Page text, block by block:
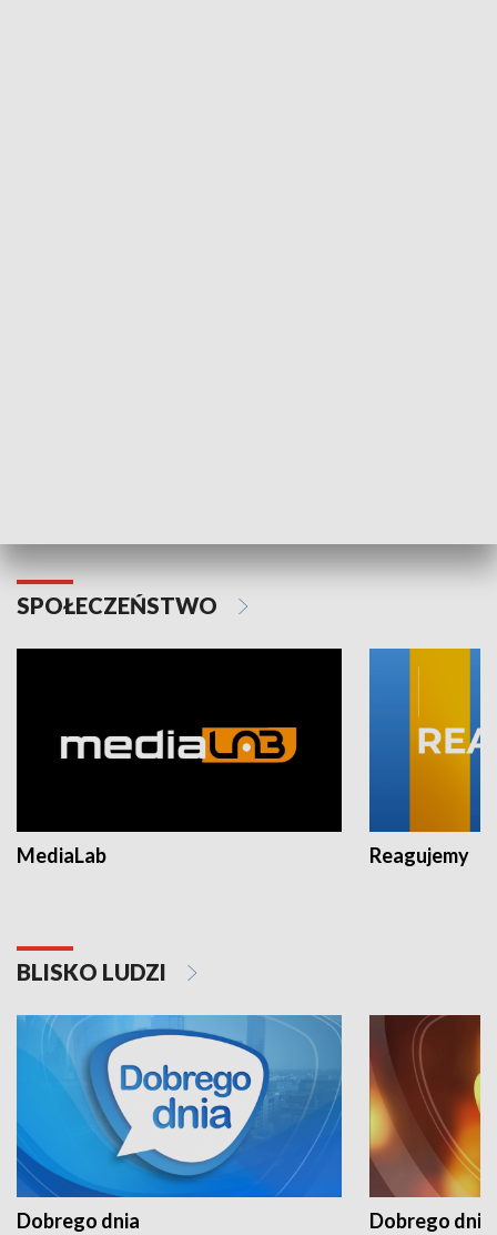
SPOŁECZEŃSTWO
MediaLab Reagujemy
BLISKO LUDZI
Dobrego dnia Dobrego dnia